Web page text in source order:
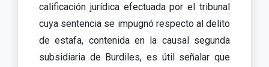
calificación jurídica efectuada por el tribunal
cuya sentencia se impugnó respecto al delito
de estafa, contenida en la causal segunda
subsidiaria de Burdiles, es útil señalar que